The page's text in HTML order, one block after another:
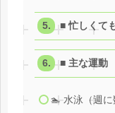
■ 忙しくて
■ 主な運動
🏊 水泳（週に